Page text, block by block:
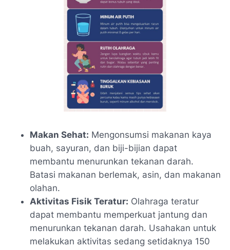
Makan Sehat: Mengonsumsi makanan kaya
buah, sayuran, dan biji-bijian dapat
membantu menurunkan tekanan darah.
Batasi makanan berlemak, asin, dan makanan
olahan.
Aktivitas Fisik Teratur: Olahraga teratur
dapat membantu memperkuat jantung dan
menurunkan tekanan darah. Usahakan untuk
melakukan aktivitas sedang setidaknya 150